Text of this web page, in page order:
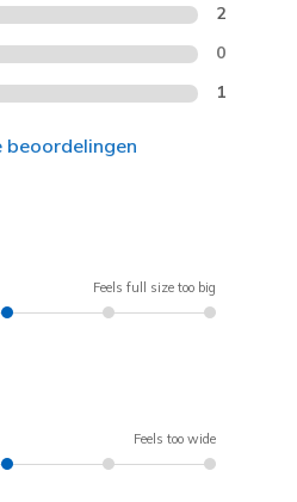
2
0
1
beoordelingen
Feels full size too big
Feels too wide